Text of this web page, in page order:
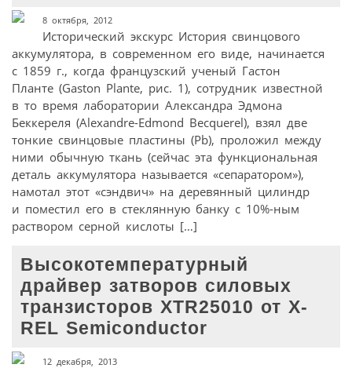
8 октября, 2012
Исторический экскурс История свинцового
аккумулятора, в современном его виде, начинается
с 1859 г., когда французский ученый Гастон
Планте (Gaston Plante, рис. 1), сотрудник известной
в то время лаборатории Александра Эдмона
Беккереля (Alexandre-Edmond Becquerel), взял две
тонкие свинцовые пластины (Pb), проложил между
ними обычную ткань (сейчас эта функциональная
деталь аккумулятора называется «сепаратором»),
намотал этот «сэндвич» на деревянный цилиндр
и поместил его в стеклянную банку с 10%-ным
раствором серной кислоты […]
Высокотемпературный
драйвер затворов силовых
транзисторов XTR25010 от X-
REL Semiconductor
12 декабря, 2013